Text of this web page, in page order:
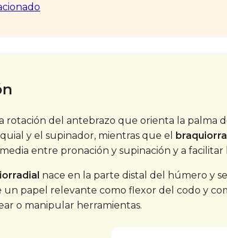
rotación del antebrazo que orienta la palma
y el supinador, mientras que el
entre pronación y supinación y a facilitar
nace en la parte distal del húmero y
un papel relevante como flexor del codo y
o manipular herramientas.